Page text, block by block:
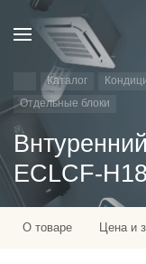
Каталог
Отдельные блоки
ECLCF-
О товаре Цена и